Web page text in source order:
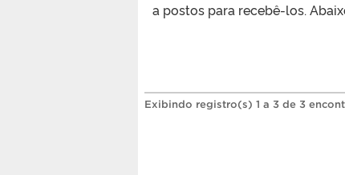
a postos para recebê-los.
Exibindo registro(s) 1 a 3 de 3